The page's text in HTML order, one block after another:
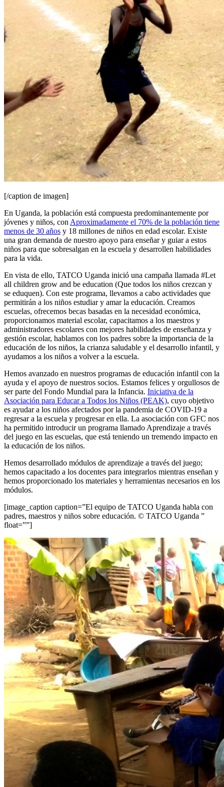
[/caption de imagen]
En Uganda, la población está compuesta predominantemente por
jóvenes y niños, con Aproximadamente el 70% de la población tiene
menos de 30 años y 18 millones de niños en edad escolar. Existe
una gran demanda de nuestro apoyo para enseñar y guiar a estos
niños para que sobresalgan en la escuela y desarrollen habilidades
para la vida.
En vista de ello, TATCO Uganda inició una campaña llamada #Let
all children grow and be education (Que todos los niños crezcan y
se eduquen). Con este programa, llevamos a cabo actividades que
permitirán a los niños estudiar y amar la educación. Creamos
escuelas, ofrecemos becas basadas en la necesidad económica,
proporcionamos material escolar, capacitamos a los maestros y
administradores escolares con mejores habilidades de enseñanza y
gestión escolar, hablamos con los padres sobre la importancia de la
educación de los niños, la crianza saludable y el desarrollo infantil, y
ayudamos a los niños a volver a la escuela.
Hemos avanzado en nuestros programas de educación infantil con la
ayuda y el apoyo de nuestros socios. Estamos felices y orgullosos de
ser parte del Fondo Mundial para la Infancia. Iniciativa de la
Asociación para Educar a Todos los Niños (PEAK), cuyo objetivo
es ayudar a los niños afectados por la pandemia de COVID-19 a
regresar a la escuela y progresar en ella. La asociación con GFC nos
ha permitido introducir un programa llamado Aprendizaje a través
del juego en las escuelas, que está teniendo un tremendo impacto en
la educación de los niños.
Hemos desarrollado módulos de aprendizaje a través del juego;
hemos capacitado a los docentes para integrarlos mientras enseñan y
hemos proporcionado los materiales y herramientas necesarios en los
módulos.
[image_caption caption=”El equipo de TATCO Uganda habla con
padres, maestros y niños sobre educación. © TATCO Uganda ”
float=””]